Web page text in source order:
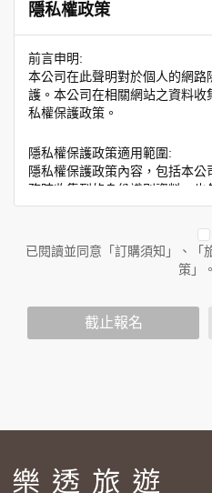
隱私權政策
前言申明:
本公司在此聲明對於個人的網
護。本公司在相關網站之資料
私權保護政策。
隱私權保護政策適用範圍:
隱私權保護政策內容，包括本
務時收集到的身份識別資料，也
作與本公司合作時分享的任何
人員。例如您透過本公司旗下網
放連結的廠商也可能蒐集您個
人資訊，這些廣告廠商或連結網
您個人在本網站上的聊天室或
個人的資料，其範圍如下：
您所提供的姓名、電子郵件地址
於一般瀏覽時，伺服器會自行記
已閱讀並同意「訂購須知」、「
策」。
截止報名